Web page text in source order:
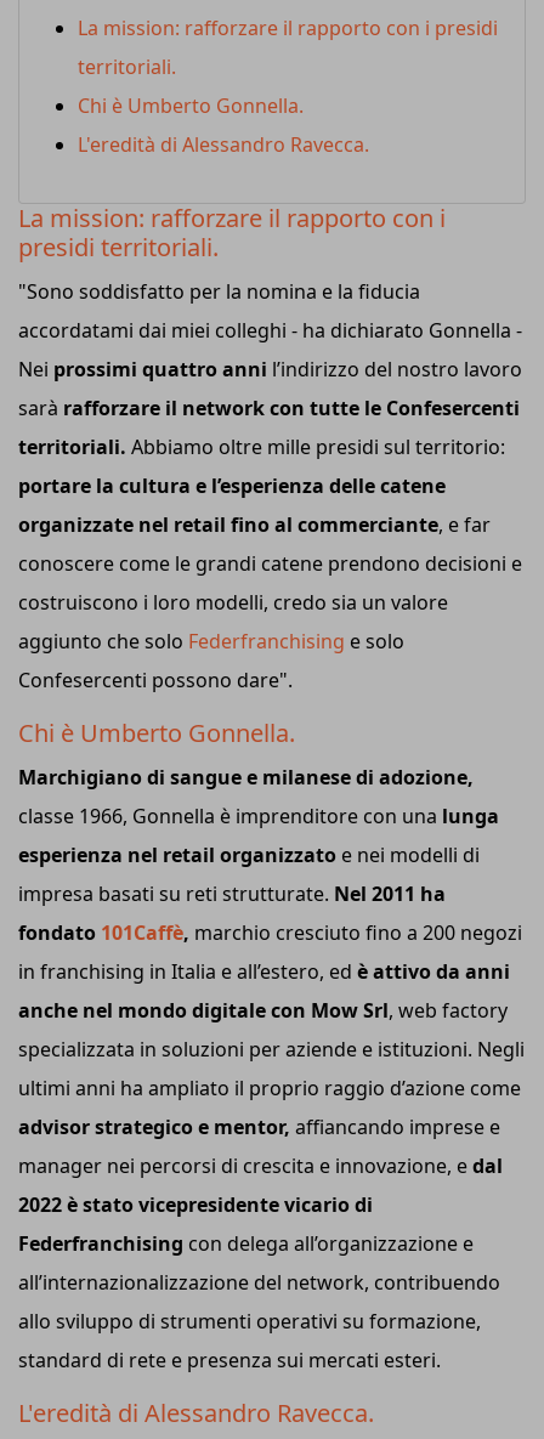
La mission: rafforzare il rapporto con i presidi
territoriali.
Chi è Umberto Gonnella.
L'eredità di Alessandro Ravecca.
La mission: rafforzare il rapporto con i
presidi territoriali.
"Sono soddisfatto per la nomina e la fiducia
accordatami dai miei colleghi - ha dichiarato Gonnella -
Nei prossimi quattro anni l’indirizzo del nostro lavoro
sarà rafforzare il network con tutte le Confesercenti
territoriali. Abbiamo oltre mille presidi sul territorio:
portare la cultura e l’esperienza delle catene
organizzate nel retail fino al commerciante, e far
conoscere come le grandi catene prendono decisioni e
costruiscono i loro modelli, credo sia un valore
aggiunto che solo Federfranchising e solo
Confesercenti possono dare".
Chi è Umberto Gonnella.
Marchigiano di sangue e milanese di adozione,
classe 1966, Gonnella è imprenditore con una lunga
esperienza nel retail organizzato e nei modelli di
impresa basati su reti strutturate. Nel 2011 ha
fondato 101Caffè, marchio cresciuto fino a 200 negozi
in franchising in Italia e all’estero, ed è attivo da anni
anche nel mondo digitale con Mow Srl, web factory
specializzata in soluzioni per aziende e istituzioni. Negli
ultimi anni ha ampliato il proprio raggio d’azione come
advisor strategico e mentor, affiancando imprese e
manager nei percorsi di crescita e innovazione, edal
2022 è stato vicepresidente vicario di
Federfranchising con delega all’organizzazione e
all’internazionalizzazione del network, contribuendo
allo sviluppo di strumenti operativi su formazione,
standard di rete e presenza sui mercati esteri.
L'eredità di Alessandro Ravecca.